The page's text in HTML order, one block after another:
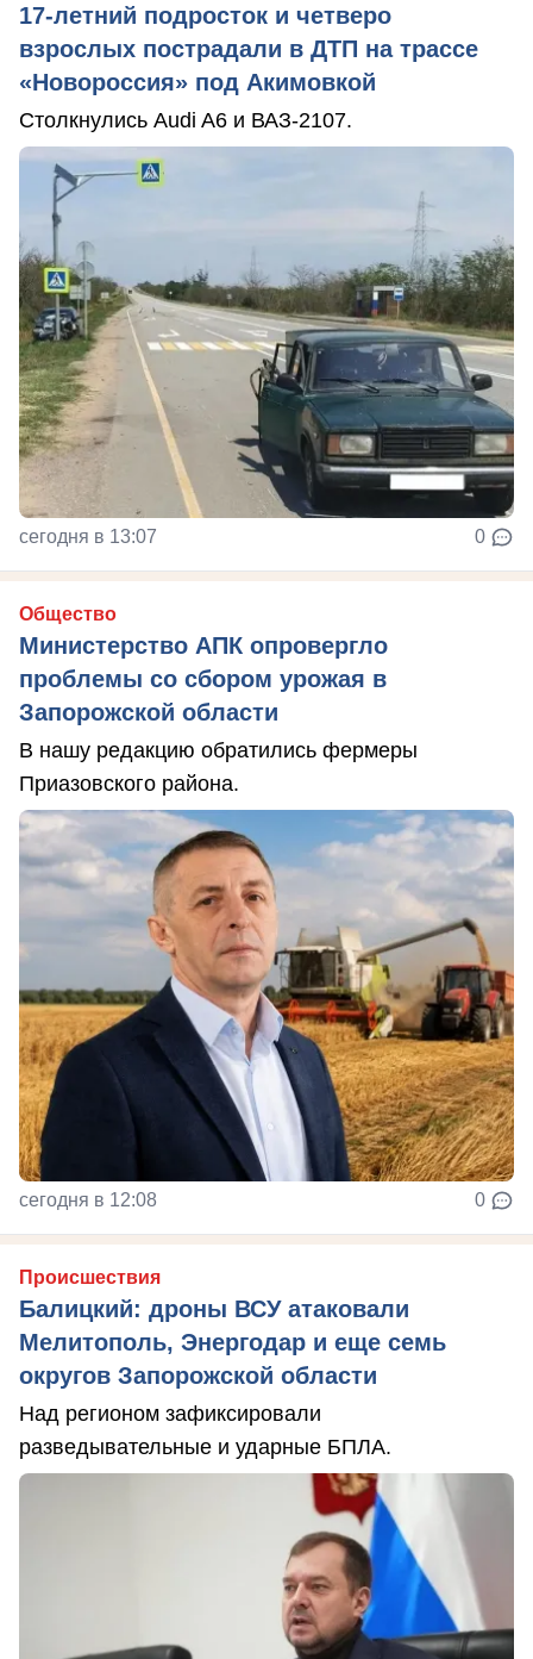
17-летний подросток и четверо
взрослых пострадали в ДТП на трассе
«Новороссия» под Акимовкой
Столкнулись Audi A6 и ВАЗ-2107.
сегодня в 13:07 0
Общество
Министерство АПК опровергло
проблемы со сбором урожая в
Запорожской области
В нашу редакцию обратились фермеры
Приазовского района.
сегодня в 12:08 0
Происшествия
Балицкий: дроны ВСУ атаковали
Мелитополь, Энергодар и еще семь
округов Запорожской области
Над регионом зафиксировали
разведывательные и ударные БПЛА.